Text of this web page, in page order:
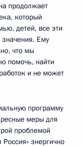
продолжает
который
детей, все эти
Ему
что мы
помочь, найти
и не может
программу
меры для
проблемой
энергично